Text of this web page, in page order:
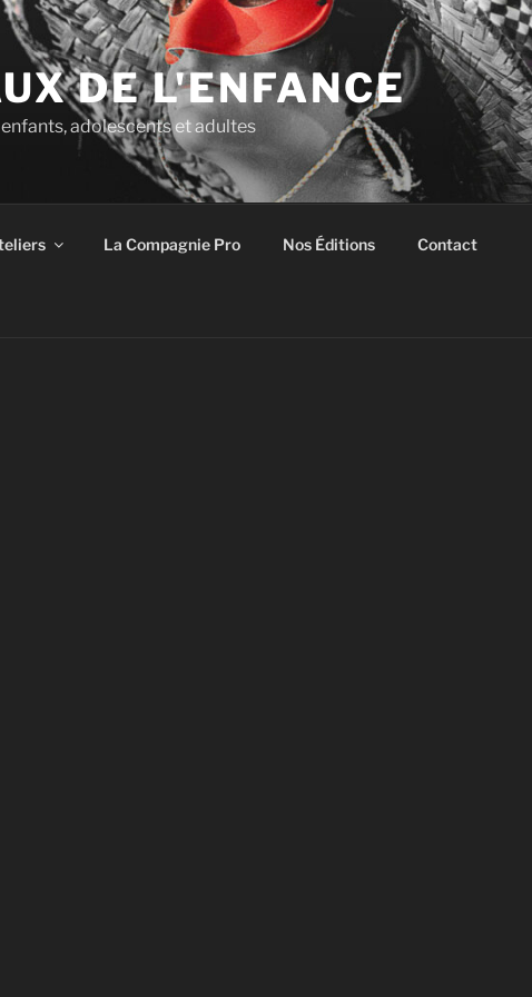
DE L'ENFANCE
adolescents et adultes
La Compagnie Pro Nos Éditions Contact